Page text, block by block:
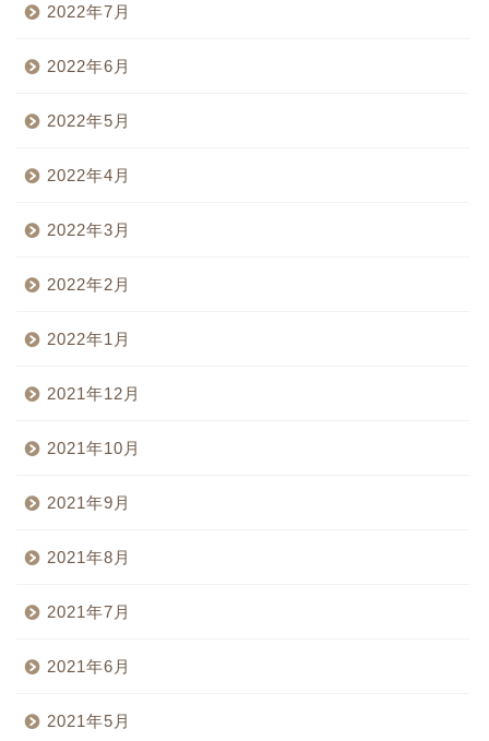
2022年7月
2022年6月
2022年5月
2022年4月
2022年3月
2022年2月
2022年1月
2021年12月
2021年10月
2021年9月
2021年8月
2021年7月
2021年6月
2021年5月